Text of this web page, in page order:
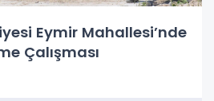
Eymir Mahallesi’nde
Çalışması